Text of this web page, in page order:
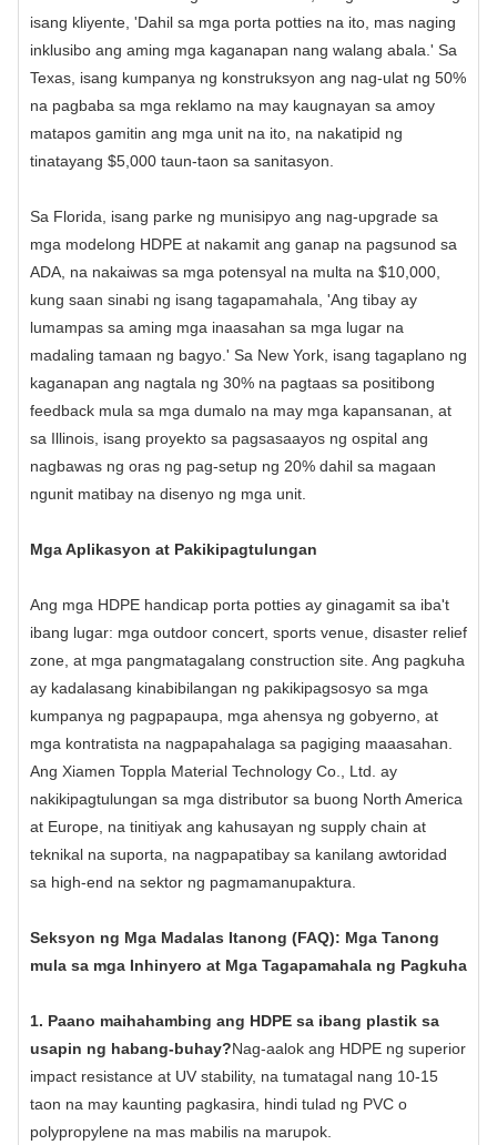
isang kliyente, 'Dahil sa mga porta potties na ito, mas naging
inklusibo ang aming mga kaganapan nang walang abala.' Sa
Texas, isang kumpanya ng konstruksyon ang nag-ulat ng 50%
na pagbaba sa mga reklamo na may kaugnayan sa amoy
matapos gamitin ang mga unit na ito, na nakatipid ng
tinatayang $5,000 taun-taon sa sanitasyon.
Sa Florida, isang parke ng munisipyo ang nag-upgrade sa
mga modelong HDPE at nakamit ang ganap na pagsunod sa
ADA, na nakaiwas sa mga potensyal na multa na $10,000,
kung saan sinabi ng isang tagapamahala, 'Ang tibay ay
lumampas sa aming mga inaasahan sa mga lugar na
madaling tamaan ng bagyo.' Sa New York, isang tagaplano ng
kaganapan ang nagtala ng 30% na pagtaas sa positibong
feedback mula sa mga dumalo na may mga kapansanan, at
sa Illinois, isang proyekto sa pagsasaayos ng ospital ang
nagbawas ng oras ng pag-setup ng 20% ​​dahil sa magaan
ngunit matibay na disenyo ng mga unit.
Mga Aplikasyon at Pakikipagtulungan
Ang mga HDPE handicap porta potties ay ginagamit sa iba't
ibang lugar: mga outdoor concert, sports venue, disaster relief
zone, at mga pangmatagalang construction site. Ang pagkuha
ay kadalasang kinabibilangan ng pakikipagsosyo sa mga
kumpanya ng pagpapaupa, mga ahensya ng gobyerno, at
mga kontratista na nagpapahalaga sa pagiging maaasahan.
Ang Xiamen Toppla Material Technology Co., Ltd. ay
nakikipagtulungan sa mga distributor sa buong North America
at Europe, na tinitiyak ang kahusayan ng supply chain at
teknikal na suporta, na nagpapatibay sa kanilang awtoridad
sa high-end na sektor ng pagmamanupaktura.
Seksyon ng Mga Madalas Itanong (FAQ): Mga Tanong
mula sa mga Inhinyero at Mga Tagapamahala ng Pagkuha
1. Paano maihahambing ang HDPE sa ibang plastik sa
usapin ng habang-buhay?Nag-aalok ang HDPE ng superior
impact resistance at UV stability, na tumatagal nang 10-15
taon na may kaunting pagkasira, hindi tulad ng PVC o
polypropylene na mas mabilis na marupok.